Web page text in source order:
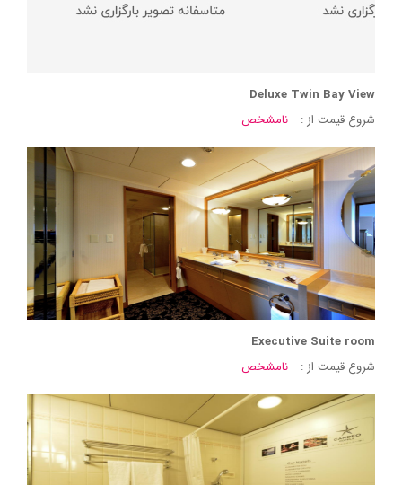
Deluxe Twin Bay View
شروع قیمت از :
نامشخص
Executive Suite room
شروع قیمت از :
نامشخص